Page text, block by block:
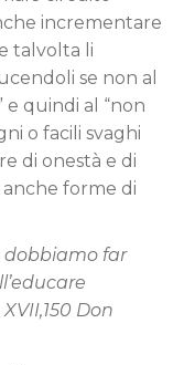
incrementare
talvolta li
se non al
e quindi al “non
o facili svaghi
di onestà e di
anche forme di
dobbiamo far
Don